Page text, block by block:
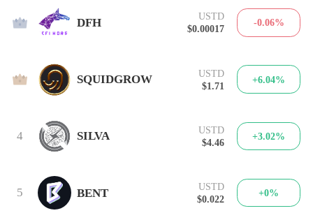
2 DFH
USTD
$0.00017
-0.06%
3 SQUIDGROW
USTD
$1.71
+6.04%
4 SILVA
USTD
$4.46
+3.02%
5 BENT
USTD
$0.022
+0%